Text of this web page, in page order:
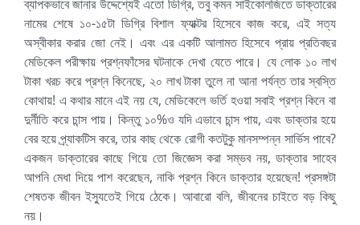
ব্যাপকভাবে জানার উদ্দেশ্যেই এতো ডিগ্রি, তবু কমন সাইকোলজিতে ডাক্তারের
নামের শেষে ১০-১৫টা ডিগ্রি বিশাল ফ্যাক্টর হিসেবে কাজ করে, এই সত্য
অস্বীকার করার জো নেই। এবং এর একটি আলামত হিসেবে প্রায় প্রতিবছর
মেডিকেল পরীক্ষায় প্রশ্নফাঁসের ঘটনাকে দেখা যেতে পারে। যে লোক ১০ লাখ
টাকা খরচ করে প্রশ্ন কিনেছে, ২০ লাখ টাকা তুলে না আনা পর্যন্ত তার স্বস্তি
কোথায়! এ কথার মানে এই নয় যে, মেডিকেলে ভর্তি হওয়া সবাই প্রশ্ন কিনে বা
দুর্নীতি করে চান্স পায়। কিন্তু ১০%ও যদি এভাবে চান্স পায়, এবং ডাক্তার হয়ে
বের হয়ে প্র্যাকটিস করে, তার কাছ থেকে রোগী কতটুকু মানসম্পন্ন সার্ভিস পাবে?
একজন ডাক্তারের কাছে গিয়ে তো জিজ্ঞেস করা সম্ভব নয়, ডাক্তার সাহেব
আপনি মেধা দিয়ে পাশ করেছেন, নাকি প্রশ্ন কিনে ডাক্তার হয়েছেন! প্রসঙ্গটা
শেষতক জীবন ইস্যুতেই গিয়ে ঠেকে। আবারো বলি, জীবনের চাইতে বড় কিছু
নয়।